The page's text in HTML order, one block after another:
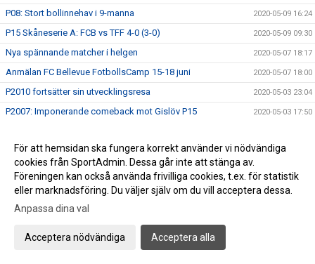
P08: Stort bollinnehav i 9-manna 2020-05-09 16:24
P15 Skåneserie A: FCB vs TFF 4-0 (3-0) 2020-05-09 09:30
Nya spännande matcher i helgen 2020-05-07 18:17
Anmälan FC Bellevue FotbollsCamp 15-18 juni 2020-05-07 18:00
P2010 fortsätter sin utvecklingsresa 2020-05-03 23:04
P2007: Imponerande comeback mot Gislöv P15 2020-05-03 17:50
F2011: Spelglädje mot Linero IF och hattrick av Nia 2020-05-02 18:38
P07: Bländande ungdomsfotboll på 1:a maj 2020-05-01 22:35
Trevlig Valborg! 2020-04-30 21:34
P07: Spelglädje mot FC Rosengård
P08: Släpp fotbollskillarna loss, det är vår!
F2011: Tjejerna imponerar i hemmadebuten
För att hemsidan ska fungera korrekt använder vi nödvändiga
cookies från SportAdmin. Dessa går inte att stänga av.
Föreningen kan också använda frivilliga cookies, t.ex. för statistik
eller marknadsföring. Du väljer själv om du vill acceptera dessa.
Anpassa dina val
Acceptera nödvändiga Acceptera alla